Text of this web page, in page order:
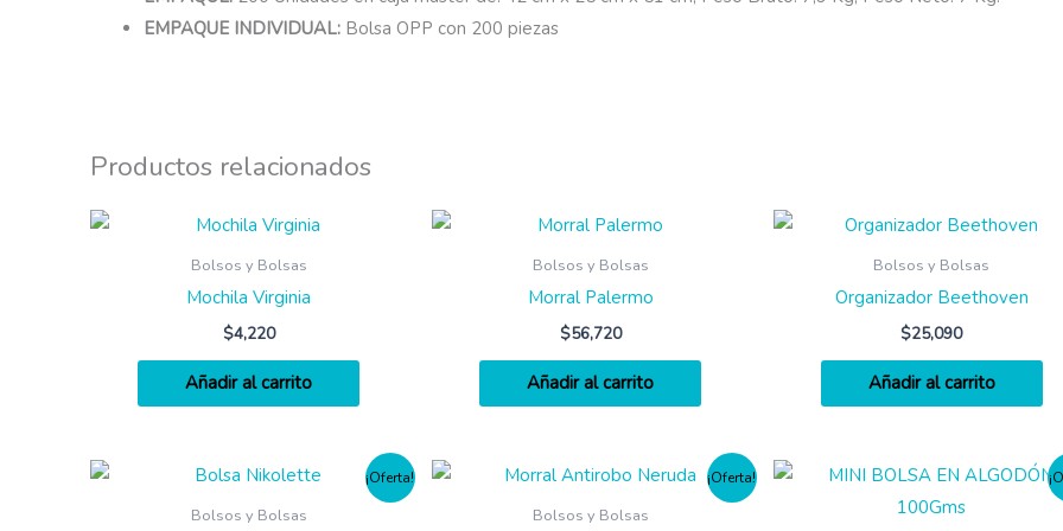
EMPAQUE INDIVIDUAL: Bolsa OPP con 200 piezas
Productos relacionados
Bolsos y Bolsas
Mochila Virginia
$4,220
Añadir al carrito
Bolsos y Bolsas
Morral Palermo
$56,720
Añadir al carrito
Bolsos y Bolsas
Organizador Beethoven
$25,090
Añadir al carrito
¡Oferta!
Bolsos y Bolsas
¡Oferta!
Bolsos y Bolsas